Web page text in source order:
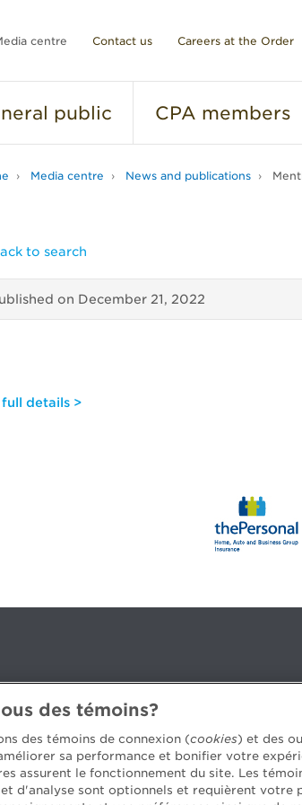
centre Contact us Careers at the Order
public CPA members
Media centre News and publications
to search
on December 21, 2022
full details >
H3B 2G2
des témoins?
des témoins de connexion (cookies) et des
sa performance et bonifier votre
assurent le fonctionnement du site. Les
d'analyse sont optionnels et requièrent votre